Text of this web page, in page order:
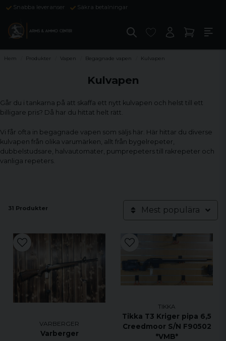
Snabba leveranser Säkra betalningar
Hem Produkter Vapen Begagnade vapen Kulvapen
Kulvapen
Går du i tankarna på att skaffa ett nytt kulvapen och helst till ett
billigare pris? Då har du hittat helt rätt.
Vi får ofta in begagnade vapen som säljs här. Här hittar du diverse
kulvapen från olika varumärken, allt från bygelrepeter,
dubbelstudsare, halvautomater, pumprepeters till rakrepeter och
vanliga repeters.
31 Produkter Mest populära
VARBERGER
Varberger
TIKKA
Tikka T3 Kriger pipa 6,5
Creedmoor S/N F90502
*VMB*